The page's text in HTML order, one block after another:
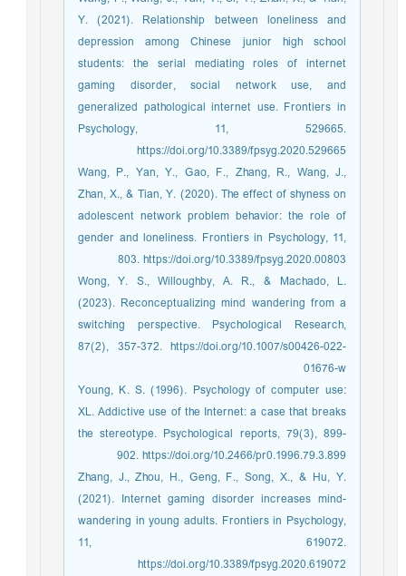
Y. (2021). Relationship between loneliness and
depression among Chinese junior high school
students: the serial mediating roles of internet
gaming disorder, social network use, and
generalized pathological internet use. Frontiers in
Psychology, 11, 529665.
https://doi.org/10.3389/fpsyg.2020.529665
Wang, P., Yan, Y., Gao, F., Zhang, R., Wang, J.,
Zhan, X., & Tian, Y. (2020). The effect of shyness on
adolescent network problem behavior: the role of
gender and loneliness. Frontiers in Psychology, 11,
803. https://doi.org/10.3389/fpsyg.2020.00803
Wong, Y. S., Willoughby, A. R., & Machado, L.
(2023). Reconceptualizing mind wandering from a
switching perspective. Psychological Research,
87(2), 357-372. https://doi.org/10.1007/s00426-022-
01676-w
Young, K. S. (1996). Psychology of computer use:
XL. Addictive use of the Internet: a case that breaks
the stereotype. Psychological reports, 79(3), 899-
902. https://doi.org/10.2466/pr0.1996.79.3.899
Zhang, J., Zhou, H., Geng, F., Song, X., & Hu, Y.
(2021). Internet gaming disorder increases mind-
wandering in young adults. Frontiers in Psychology,
11, 619072.
https://doi.org/10.3389/fpsyg.2020.619072